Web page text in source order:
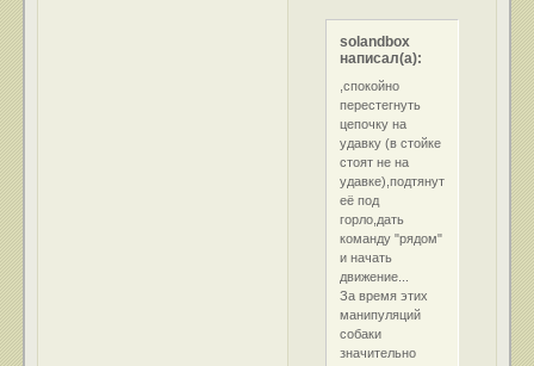
solandbox
написал(а):
,спокойно
перестегнуть
цепочку на
удавку (в стойке
стоят не на
удавке),подтянуть
её под
горло,дать
команду "рядом"
и начать
движение...
За время этих
манипуляций
собаки
значительно